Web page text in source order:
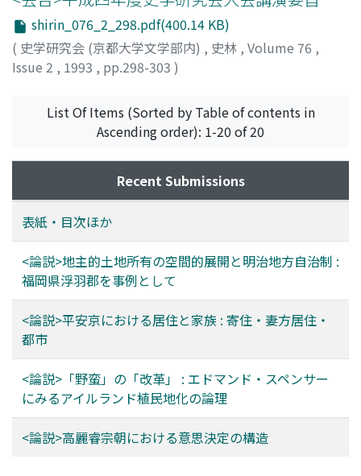
shirin_076_2_298.pdf(400.14 KB)
( 史学研究会 (京都大学文学部内) , 史林 , Volume 76 ,
Issue 2 , 1993 , pp.298-303 )
List Of Items (Sorted by Table of contents in
Ascending order): 1-20 of 20
Recent Submissions
表紙・目次ほか
<論説>地主的土地所有の空間的展開と明治地方自治制 :
福岡県浮羽郡を事例として
<論説>平安京における居住と家族 : 寄住・妻方居住・
都市
<論説>「野蛮」の「改革」 : エドマンド・スペンサー
にみるアイルランド植民地化の論理
<論説>高麗睿宗朝における意思決定の構造